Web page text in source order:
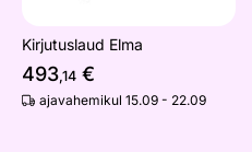
Kirjutuslaud Elma
493,14 €
ajavahemikul 15.09 - 22.09